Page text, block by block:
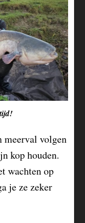
meerval volgen
kop houden.
wachten op
je ze zeker